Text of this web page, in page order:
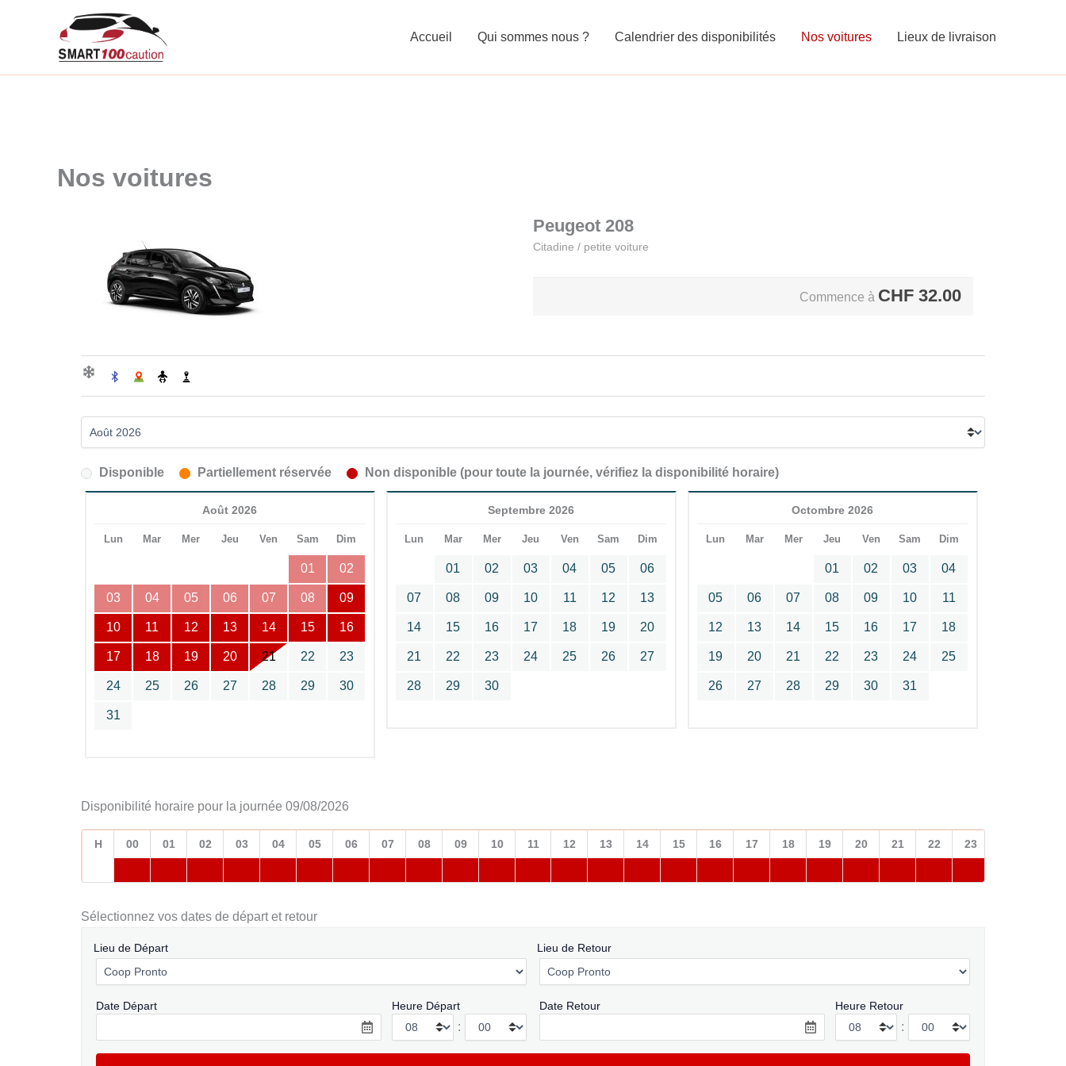
Accueil Qui sommes nous ? Calendrier des disponibilités Nos voitures Lieux de livraison
Nos voitures
Peugeot 208
Citadine / petite voiture
Commence à CHF 32.00
Disponible Partiellement réservée Non disponible (pour toute la journée, vérifiez la disponibilité horaire)
Août 2026
Lun Mar Mer Jeu Ven Sam Dim
01 02
03 04 05 06 07 08 09
10 11 12 13 14 15 16
17 18 19 20 21 22 23
24 25 26 27 28 29 30
31
Septembre 2026
Lun Mar Mer Jeu Ven Sam Dim
01 02 03 04 05 06
07 08 09 10 11 12 13
14 15 16 17 18 19 20
21 22 23 24 25 26 27
28 29 30
Octombre 2026
Lun Mar Mer Jeu Ven Sam Dim
01 02 03 04
05 06 07 08 09 10 11
12 13 14 15 16 17 18
19 20 21 22 23 24 25
26 27 28 29 30 31
Disponibilité horaire pour la journée 09/08/2026
H 00 01 02 03 04 05 06 07 08 09 10 11 12 13 14 15 16 17 18 19 20 21 22 23
Sélectionnez vos dates de départ et retour
Lieu de Départ Lieu de Retour
Date Départ Heure Départ
:
Date Retour Heure Retour
: